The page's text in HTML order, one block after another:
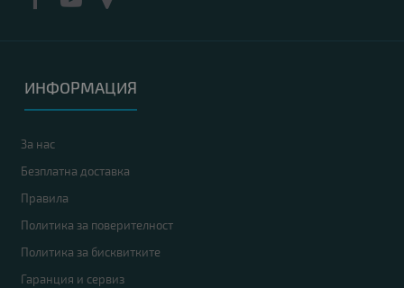
ИНФОРМАЦИЯ
За нас
Безплатна доставка
Правила
Политика за поверителност
Политика за бисквитките
Гаранция и сервиз